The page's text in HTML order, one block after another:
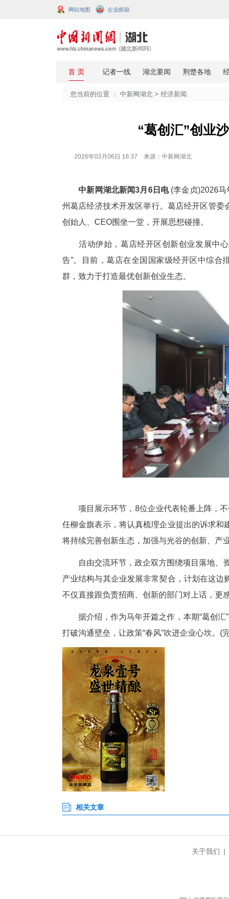
网站地图
“葛创
2026年03月06日 16:37 来源：中新网
中新网湖北新闻3月6日电
(
州葛店经济技术开发区举行。葛
创始人、CEO围坐一堂，开展思想
活动伊始，葛店经开区创新创
告”。目前，葛店在全国国家级
群，致力于打造最优创新创业生
项目展示环节，8位企业代表轮
任柳金旗表示，将认真梳理企业
将持续完善创新生态，加强与光
自由交流环节，政企双方围绕
产业结构与其企业发展非常契合
不仅直接跟负责招商、创新的部
据介绍，作为马年开篇之作，本
打破沟通壁垒，让政策“春风”吹进